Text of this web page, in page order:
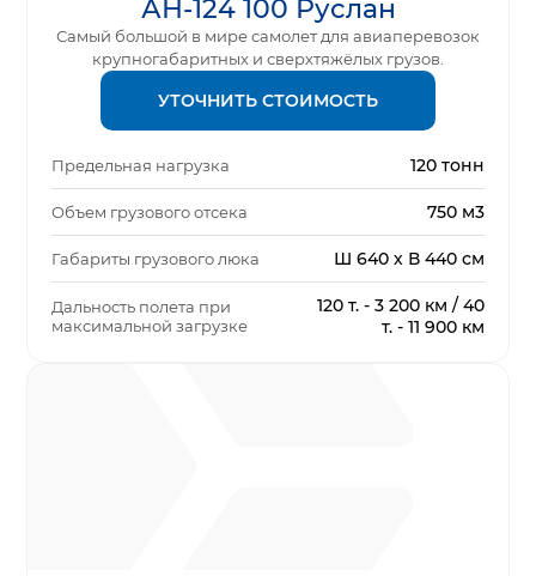
АН-124 100 Руслан
Самый большой в мире самолет для авиаперевозок
крупногабаритных и сверхтяжёлых грузов.
УТОЧНИТЬ СТОИМОСТЬ
Предельная нагрузка 120 тонн
Объем грузового отсека 750 м3
Габариты грузового люка Ш 640 х В 440 см
Дальность полета при
максимальной загрузке
120 т. - 3 200 км / 40
т. - 11 900 км